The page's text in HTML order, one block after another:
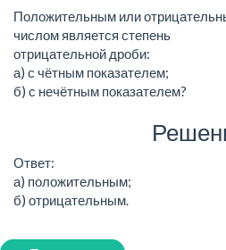
Положительным или
числом является степень
отрицательной дроби:
а) с чётным показателем;
б) с нечётным показателем?
Ответ:
а) положительным;
б) отрицательным.